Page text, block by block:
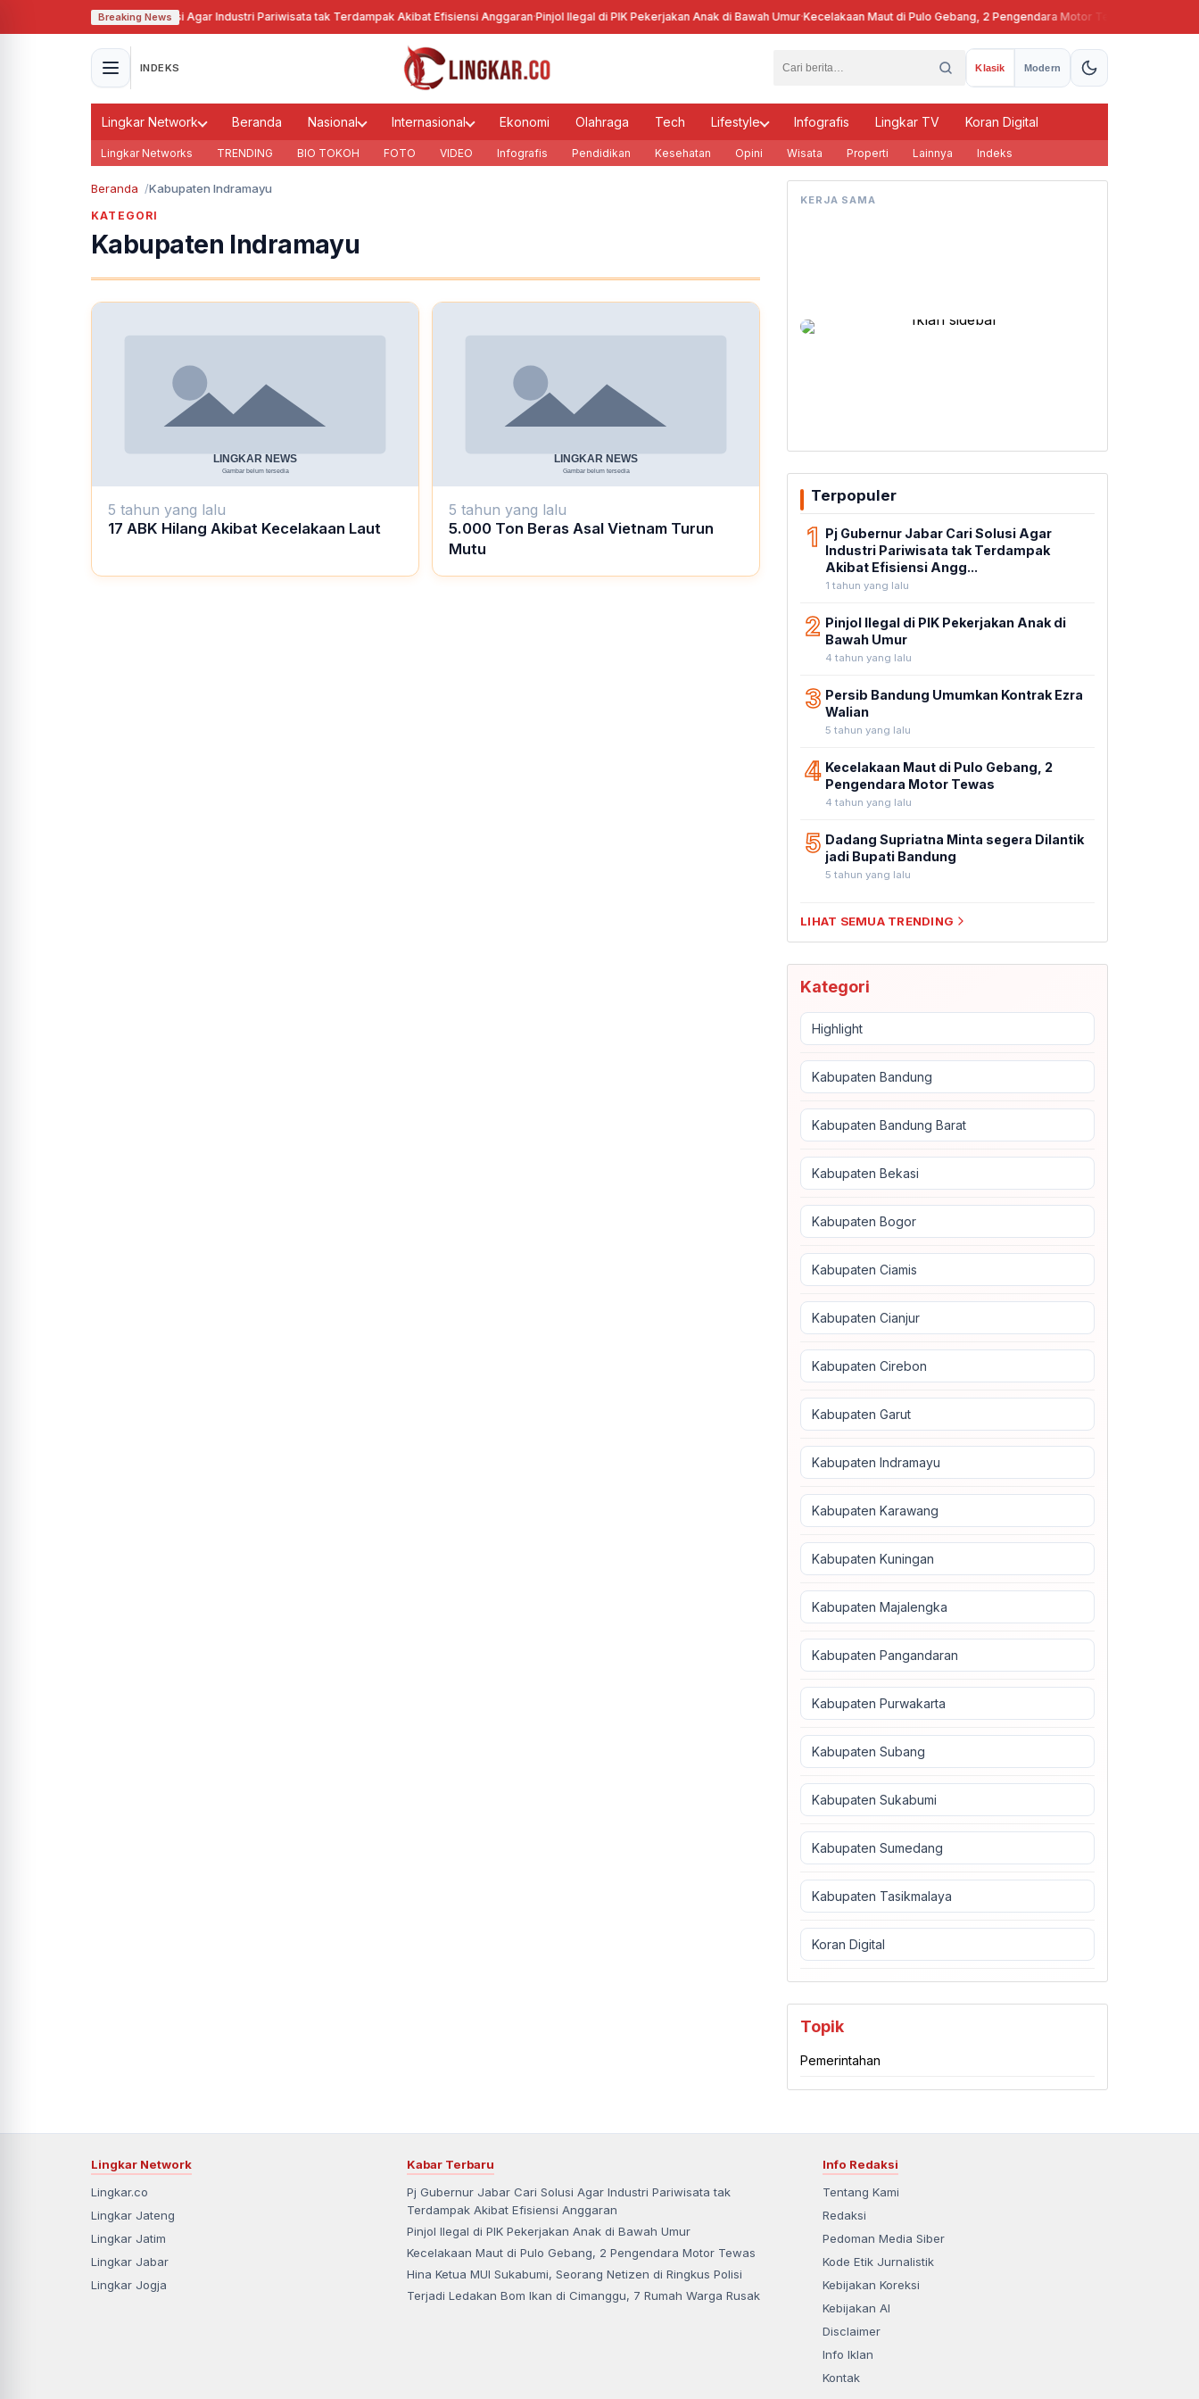
Breaking News
Pj Gubernur Jabar Cari Solusi Agar Industri Pariwisata tak Terdampak Akibat Efisiensi Anggaran·Pinjol Ilegal di PIK Pekerjakan Anak di Bawah Umur·Kecelakaan Maut di Pulo Gebang, 2 Pengendara Motor Tewas
INDEKS Klasik Modern
Lingkar Network Beranda Nasional Internasional Ekonomi Olahraga Tech Lifestyle Infografis Lingkar TV Koran Digital
Lingkar Networks TRENDING BIO TOKOH FOTO VIDEO Infografis Pendidikan Kesehatan Opini Wisata Properti Lainnya Indeks
Beranda Kabupaten Indramayu
KATEGORI
Kabupaten Indramayu
5 tahun yang lalu
17 ABK Hilang Akibat Kecelakaan Laut
5 tahun yang lalu
5.000 Ton Beras Asal Vietnam Turun
Mutu
KERJA SAMA
Terpopuler
1 Pj Gubernur Jabar Cari Solusi Agar
Industri Pariwisata tak Terdampak
Akibat Efisiensi Angg...
1 tahun yang lalu
2 Pinjol Ilegal di PIK Pekerjakan Anak di
Bawah Umur
4 tahun yang lalu
3 Persib Bandung Umumkan Kontrak Ezra
Walian
5 tahun yang lalu
4 Kecelakaan Maut di Pulo Gebang, 2
Pengendara Motor Tewas
4 tahun yang lalu
5 Dadang Supriatna Minta segera Dilantik
jadi Bupati Bandung
5 tahun yang lalu
LIHAT SEMUA TRENDING
Kategori
Highlight
Kabupaten Bandung
Kabupaten Bandung Barat
Kabupaten Bekasi
Kabupaten Bogor
Kabupaten Ciamis
Kabupaten Cianjur
Kabupaten Cirebon
Kabupaten Garut
Kabupaten Indramayu
Kabupaten Karawang
Kabupaten Kuningan
Kabupaten Majalengka
Kabupaten Pangandaran
Kabupaten Purwakarta
Kabupaten Subang
Kabupaten Sukabumi
Kabupaten Sumedang
Kabupaten Tasikmalaya
Koran Digital
Topik
Pemerintahan
Lingkar Network
Lingkar.co
Lingkar Jateng
Lingkar Jatim
Lingkar Jabar
Lingkar Jogja
Kabar Terbaru
Pj Gubernur Jabar Cari Solusi Agar Industri Pariwisata tak
Terdampak Akibat Efisiensi Anggaran
Pinjol Ilegal di PIK Pekerjakan Anak di Bawah Umur
Kecelakaan Maut di Pulo Gebang, 2 Pengendara Motor Tewas
Hina Ketua MUI Sukabumi, Seorang Netizen di Ringkus Polisi
Terjadi Ledakan Bom Ikan di Cimanggu, 7 Rumah Warga Rusak
Info Redaksi
Tentang Kami
Redaksi
Pedoman Media Siber
Kode Etik Jurnalistik
Kebijakan Koreksi
Kebijakan AI
Disclaimer
Info Iklan
Kontak